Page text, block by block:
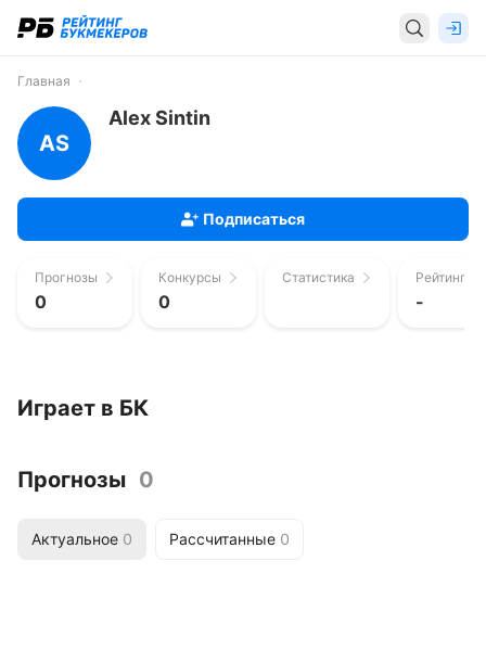
Главная
AS
Alex Sintin
Подписаться
Прогнозы
0
Конкурсы
0
Статистика Рейтинг
-
Играет в БК
Прогнозы 0
Актуальное 0 Рассчитанные 0